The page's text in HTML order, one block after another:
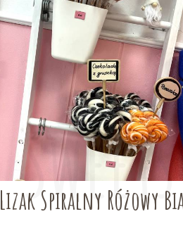
Lizak Spiralny Różowy